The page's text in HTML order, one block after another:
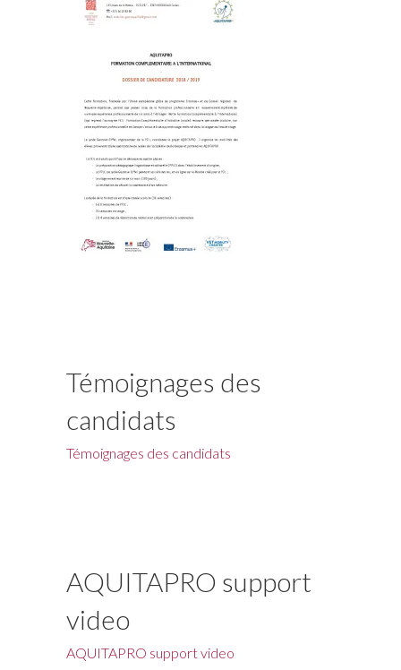
Témoignages des
candidats
Témoignages des candidats
AQUITAPRO support
video
AQUITAPRO support video